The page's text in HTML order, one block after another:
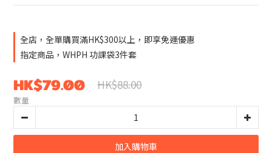
全店，全單購買滿HK$300以上，即享免運優惠
指定商品，WHPH 功課袋3件套
HK$79.00 HK$88.00
數量
加入購物車